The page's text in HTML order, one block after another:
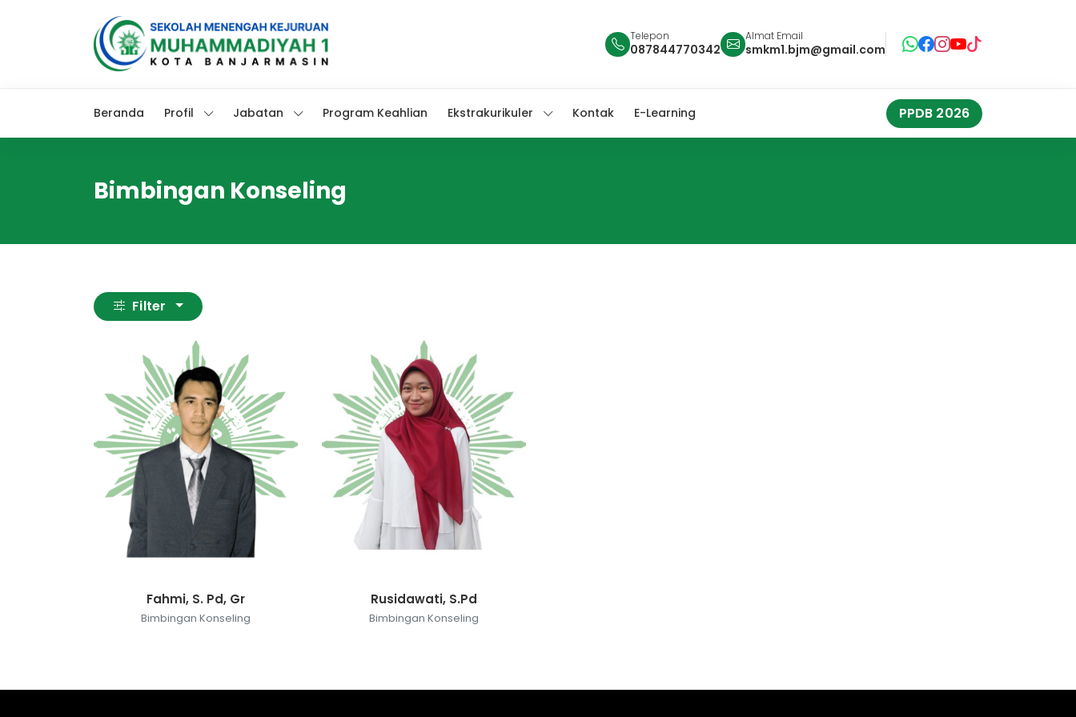
Telepon
087844770342
Almat Email
smkm1.bjm@gmail.com
Beranda Profil Jabatan Program Keahlian Ekstrakurikuler Kontak E-Learning PPDB 2026
Bimbingan Konseling
Filter
Fahmi, S. Pd, Gr
Bimbingan Konseling
Rusidawati, S.Pd
Bimbingan Konseling